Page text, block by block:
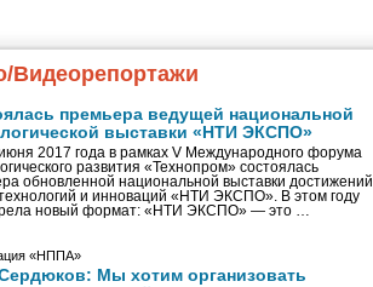
Видеорепортажи
премьера ведущей национальной
выставки «НТИ ЭКСПО»
2017 года в рамках V Международного форума
развития «Технопром» состоялась
обновленной национальной выставки достижений
и инноваций «НТИ ЭКСПО». В этом году
новый формат: «НТИ ЭКСПО» — это …
«НППА»
Мы хотим организовать